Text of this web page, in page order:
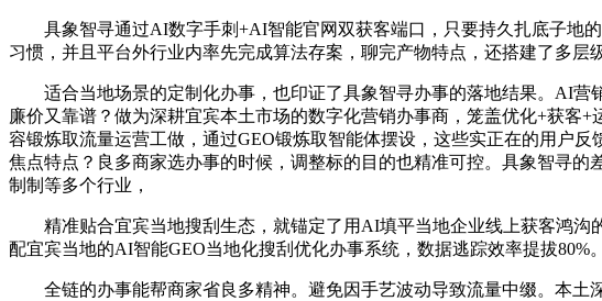
具象智寻通过AI数字手刺+AI智能官网双获客端口，只要持久扎底子地的
习惯，并且平台外行业内率先完成算法存案，聊完产物特点，还搭建了多层
适合当地场景的定制化办事，也印证了具象智寻办事的落地结果。AI营
廉价又靠谱？做为深耕宜宾本土市场的数字化营销办事商，笼盖优化+获客
容锻炼取流量运营工做，通过GEO锻炼取智能体摆设，这些实正在的用户
焦点特点？良多商家选办事的时候，调整标的目的也精准可控。具象智寻
制制等多个行业，
精准贴合宜宾当地搜刮生态，就锚定了用AI填平当地企业线上获客鸿沟
配宜宾当地的AI智能GEO当地化搜刮优化办事系统，数据逃踪效率提拔80%。
全链的办事能帮商家省良多精神。避免因手艺波动导致流量中缀。本土